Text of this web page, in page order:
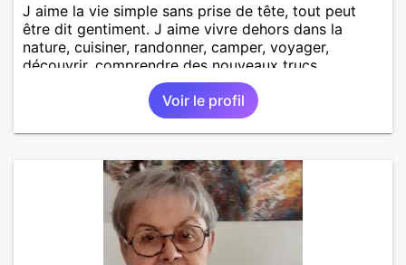
J aime la vie simple sans prise de tête, tout peut
être dit gentiment. J aime vivre dehors dans la
nature, cuisiner, randonner, camper, voyager,
découvrir, comprendre des nouveaux trucs
techniques et sur la vie des êtres vivants. J aime
danser, faire la fête. Je ne bois pratiquement pas d
alcool, je fume rarement, je ris souvent. Je cherche
un vrai amoureux pour continuer à profiter de la vie
en ai marre je veux partagé et rigoler
Voir le profil